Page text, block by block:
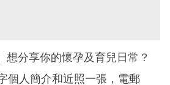
想分享你的懷孕及育兒日常？
個人簡介和近照一張，電郵